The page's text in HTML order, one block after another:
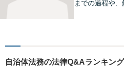
までの過程や、
相談30分無料
談、事前の予約
にも対応してお
自治体法務の法律Q&Aランキング